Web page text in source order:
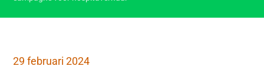
29 februari 2024